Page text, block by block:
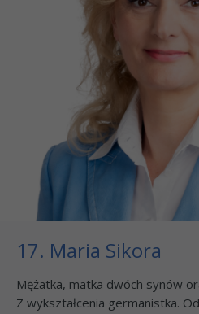
17. Maria Sikora
Mężatka, matka dwóch synów
Z wykształcenia germanistka.